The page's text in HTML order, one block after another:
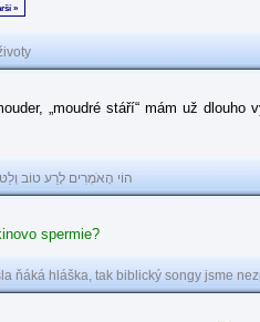
»
„moudré stáří“ mám už
הוֹי הָאֹמְרִים לָרַע טוֹב
spermie?
ňáká hláška, tak biblický songy jsme